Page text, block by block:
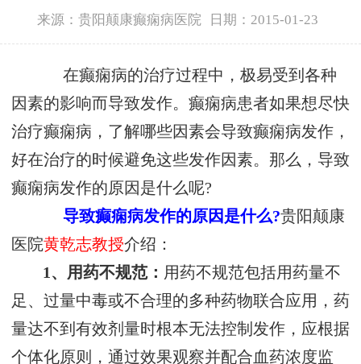
来源：贵阳颠康癫痫病医院 日期：2015-01-23
在癫痫病的治疗过程中，极易受到各种
因素的影响而导致发作。癫痫病患者如果想尽快
治疗癫痫病，了解哪些因素会导致癫痫病发作，
好在治疗的时候避免这些发作因素。那么，导致
癫痫病发作的原因是什么呢?
导致癫痫病发作的原因是什么?贵阳颠康
医院黄乾志教授介绍：
1、用药不规范： 用药不规范包括用药量不
足、过量中毒或不合理的多种药物联合应用，药
量达不到有效剂量时根本无法控制发作，应根据
个体化原则，通过效果观察并配合血药浓度监